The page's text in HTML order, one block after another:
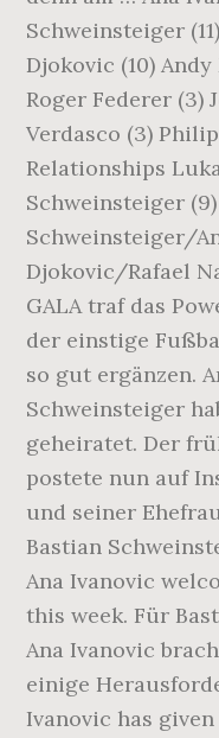
Schweinsteiger
Djokovic (10)
Roger Federer (3)
Verdasco (3)
Relationships
Schweinsteiger
Schweinsteiger/
Djokovic/Rafael
GALA traf das
der einstige
so gut ergänzen.
Schweinsteiger
geheiratet. Der
postete nun auf
und seiner
Bastian
Ana Ivanovic
this week. Für
Ana Ivanovic
einige
Ivanovic has